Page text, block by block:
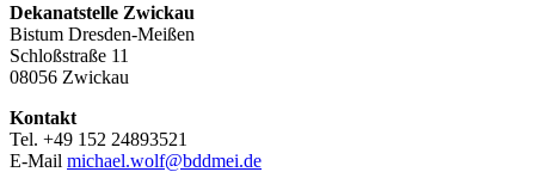
Dekanatstelle Zwickau
Bistum Dresden-Meißen
Schloßstraße 11
08056 Zwickau
Kontakt
Tel. +49 152 24893521
E-Mail michael.wolf@bddmei.de